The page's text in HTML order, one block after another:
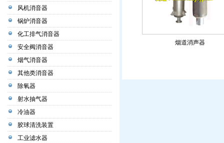
风机消音器
锅炉消音器
化工排气消音器
安全阀消音器
烟气消音器
其他类消音器
除氧器
射水抽气器
冷油器
胶球清洗装置
工业滤水器
烟道消声器